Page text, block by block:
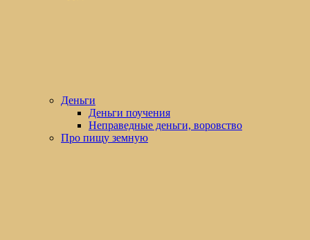
Деньги
Деньги поучения
Неправедные деньги, воровство
Про пищу земную